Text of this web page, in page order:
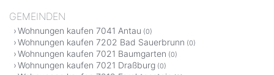
GEMEINDEN
Wohnungen kaufen 7041 Antau (0)
Wohnungen kaufen 7202 Bad Sauerbrunn (0)
Wohnungen kaufen 7021 Baumgarten (0)
Wohnungen kaufen 7021 Draßburg (0)